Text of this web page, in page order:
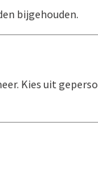
bijgehouden.
Kies uit